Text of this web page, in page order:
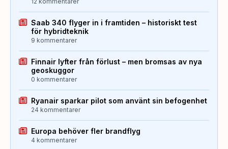
Saab 340 flyger in i framtiden – historiskt test
för hybridteknik
9 kommentarer
Finnair lyfter från förlust – men bromsas av nya
geoskuggor
0 kommentarer
Ryanair sparkar pilot som använt sin befogenhet
24 kommentarer
Europa behöver fler brandflyg
4 kommentarer